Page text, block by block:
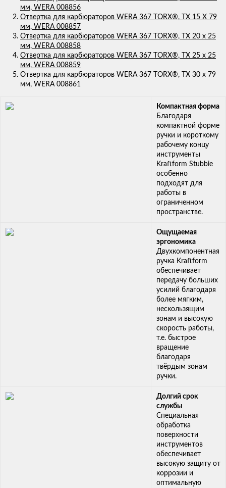
мм, WERA 008856
Отвертка для карбюраторов WERA 367 TORX®, TX 15 X 79
мм, WERA 008857
Отвертка для карбюраторов WERA 367 TORX®, TX 20 x 25
мм, WERA 008858
Отвертка для карбюраторов WERA 367 TORX®, TX 25 x 25
мм, WERA 008859
Отвертка для карбюраторов WERA 367 TORX®, TX 30 x 79
мм, WERA 008861
Компактная форма
Благодаря
компактной форме
ручки и короткому
рабочему концу
инструменты
Kraftform Stubbie
особенно
подходят для
работы в
ограниченном
пространстве.
Ощущаемая
эргономика
Двухкомпонентная
ручка Kraftform
обеспечивает
передачу больших
усилий благодаря
более мягким,
нескользящим
зонам и высокую
скорость работы,
т.е. быстрое
вращение
благодаря
твёрдым зонам
ручки.
Долгий срок
службы
Специальная
обработка
поверхности
инструментов
обеспечивает
высокую защиту от
коррозии и
оптимальную